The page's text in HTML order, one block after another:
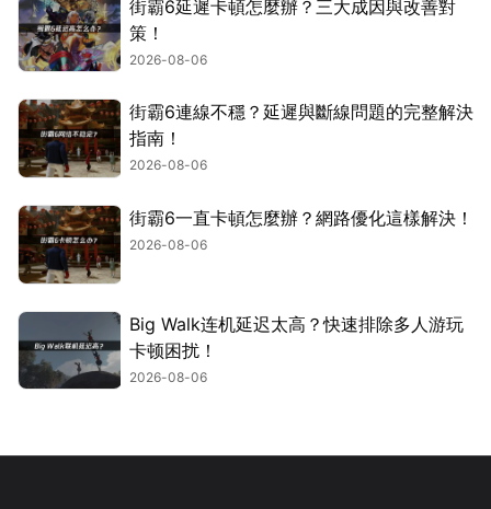
街霸6延遲卡頓怎麼辦？三大成因與改善對
策！
2026-08-06
街霸6連線不穩？延遲與斷線問題的完整解決
指南！
2026-08-06
街霸6一直卡頓怎麼辦？網路優化這樣解決！
2026-08-06
Big Walk连机延迟太高？快速排除多人游玩
卡顿困扰！
2026-08-06